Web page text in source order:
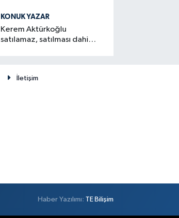
KONUK YAZAR
Kerem Aktürkoğlu
satılamaz, satılması dahi
İletişim
Haber Yazılımı: TE Bilişim